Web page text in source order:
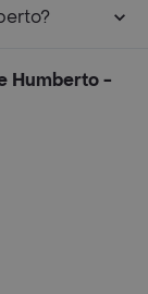
Humberto -